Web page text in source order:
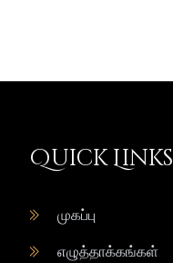
Quick Links
முகப்பு
எழுத்தாக்கங்கள்